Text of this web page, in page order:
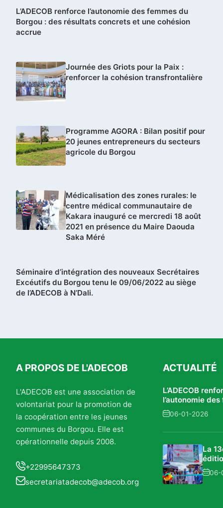
L’ADECOB renforce l’autonomie des femmes du
Borgou : des résultats concrets et une cohésion
accrue
Journée des Griots pour la Paix :
renforcer la cohésion transfrontalière
Programme AGORA : Bilan positif pour
20 jeunes entrepreneurs du secteurs
agricole du Borgou
Médicalisation des zones rurales: le
centre médical communautaire de
Kakara inauguré ce mercredi 18 août
2021 en présence du Maire Daouda
Saka Méré
Séminaire d’intégration des nouveaux Secrétaires
Excéutifs du Borgou tenu le 09/06/2022 au siège
de l’ADECOB à N’Dali.
A PROPOS DE L'ADECOB
L'ADECOB est une association de
volontariat pour la promotion de
la coopération entre les jeunes
communes du Borgou. Elle est
opérationnelle depuis 2008.
+22995647373
secretariatadecob@adecob.org
ACTUALITÉ
L’ADECOB
l’autonomie
du Borgou :
concrets et une
06-01-2026
La
Foire
06-